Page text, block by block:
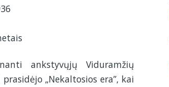
ankstyvųjų Viduramžių
„Nekaltosios era”, kai